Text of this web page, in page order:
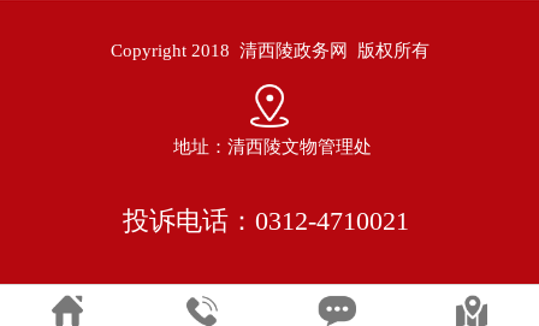
Copyright 2018 清西陵政务网 版权所有
地址：清西陵文物管理处
投诉电话：0312-4710021